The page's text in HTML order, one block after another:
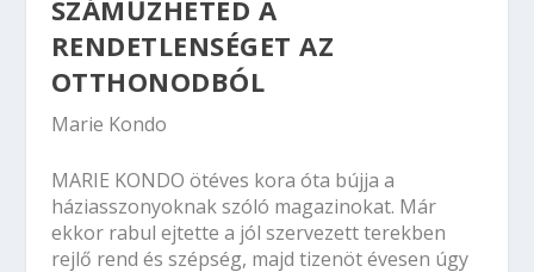
SZÁMŰZHETED A
RENDETLENSÉGET AZ
OTTHONODBÓL
Marie Kondo
MARIE KONDO ötéves kora óta bújja a
háziasszonyoknak szóló magazinokat. Már
ekkor rabul ejtette a jól szervezett terekben
rejlő rend és szépség, majd tizenöt évesen úgy